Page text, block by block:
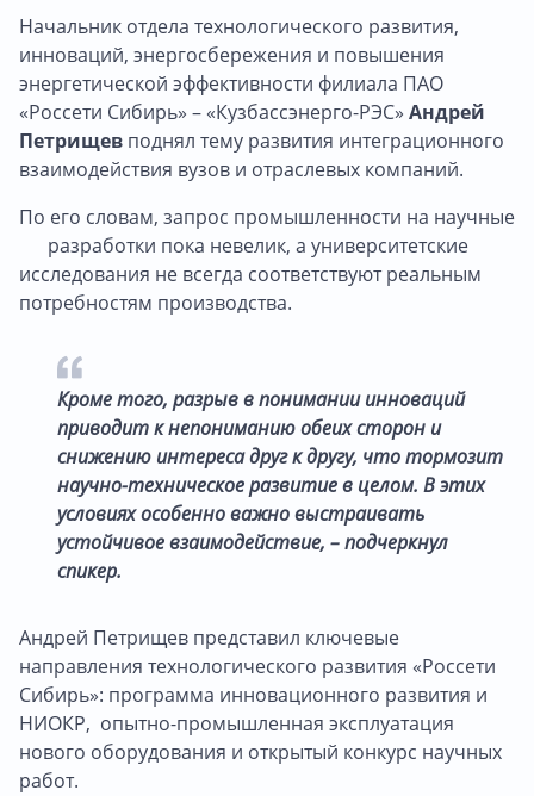
Начальник отдела технологического развития,
инноваций, энергосбережения и повышения
энергетической эффективности филиала ПАО
«Россети Сибирь» – «Кузбассэнерго-РЭС» Андрей
Петрищев поднял тему развития интеграционного
взаимодействия вузов и отраслевых компаний.
По его словам, запрос промышленности на научные
разработки пока невелик, а университетские
исследования не всегда соответствуют реальным
потребностям производства.
Кроме того, разрыв в понимании инноваций
приводит к непониманию обеих сторон и
снижению интереса друг к другу, что тормозит
научно-техническое развитие в целом. В этих
условиях особенно важно выстраивать
устойчивое взаимодействие, – подчеркнул
спикер.
Андрей Петрищев представил ключевые
направления технологического развития «Россети
Сибирь»: программа инновационного развития и
НИОКР, опытно-промышленная эксплуатация
нового оборудования и открытый конкурс научных
работ.